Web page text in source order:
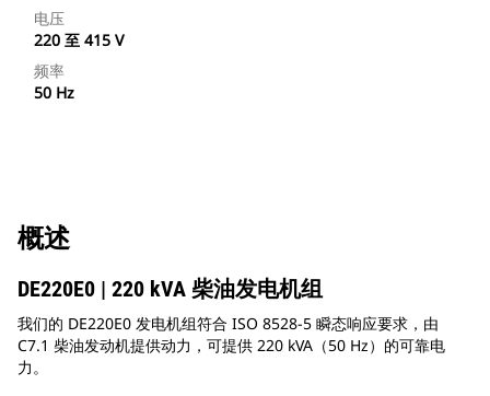
电压
220 至 415 V
频率
50 Hz
概述
DE220E0 | 220 kVA 柴油发电机组
我们的 DE220E0 发电机组符合 ISO 8528-5 瞬态响应要求，由
C7.1 柴油发动机提供动力，可提供 220 kVA（50 Hz）的可靠电
力。